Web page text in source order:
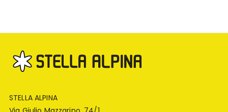
STELLA ALPINA